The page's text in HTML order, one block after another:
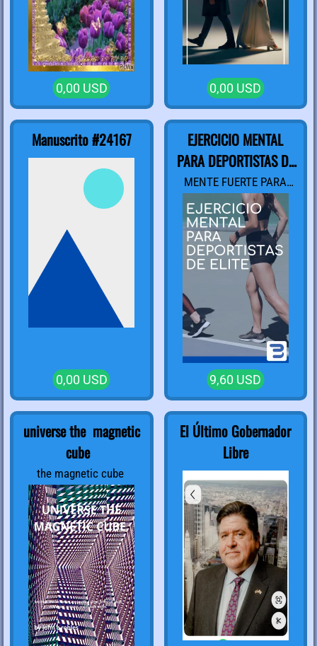
0,00 USD 0,00 USD
Manuscrito #24167
0,00 USD
EJERCICIO MENTAL
PARA DEPORTISTAS DE
ELITE
MENTE FUERTE PARA
ALCANZAR EL PODIO
9,60 USD
universe the magnetic
cube
the magnetic cube
El Último Gobernador
Libre